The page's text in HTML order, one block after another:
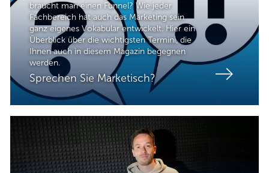
braucht man einen Funnel? Wie jeder
Fachbereich hat auch das Marketing sein
ganz eigenes Vokabular entwickelt. Hier ein
Überblick über die wichtigsten Termini, die
Ihnen auch in diesem Magazin begegnen
werden.
Sprechen Sie Marketisch?